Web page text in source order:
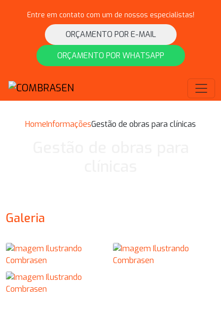
Entre em contato com um de nossos especialistas!
ORÇAMENTO POR E-MAIL
ORÇAMENTO POR WHATSAPP
HomeInformaçõesGestão de obras para clínicas
Galeria